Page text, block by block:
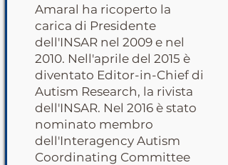
Amaral ha ricoperto la
carica di Presidente
dell'INSAR nel 2009 e nel
2010. Nell'aprile del 2015 è
diventato Editor-in-Chief di
Autism Research, la rivista
dell'INSAR. Nel 2016 è stato
nominato membro
dell'Interagency Autism
Coordinating Committee